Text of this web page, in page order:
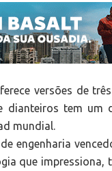
versões de
dianteiros tem um
mundial.
engenharia
que